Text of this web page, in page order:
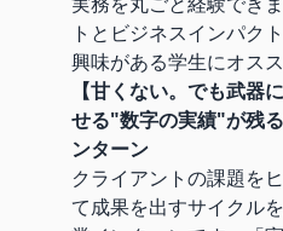
トとビジネスインパク
興味がある学生にオスス
【甘くない。でも武器
せる"数字の実績"が残
ンターン
クライアントの課題を
て成果を出すサイクル